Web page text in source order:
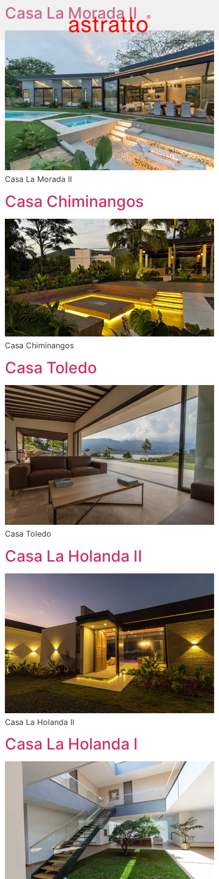
Casa La Morada II
Casa La Morada II
Casa Chiminangos
Casa Chiminangos
Casa Toledo
Casa Toledo
Casa La Holanda II
Casa La Holanda II
Casa La Holanda I